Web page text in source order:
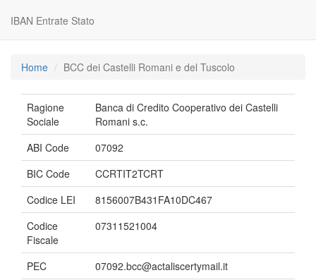
IBAN Entrate Stato
Home BCC dei Castelli Romani e del Tuscolo
Ragione
Sociale
Banca di Credito Cooperativo dei Castelli
Romani s.c.
ABI Code
07092
BIC Code
CCRTIT2TCRT
Codice LEI
8156007B431FA10DC467
Codice
Fiscale
07311521004
PEC
07092.bcc@actaliscertymail.it